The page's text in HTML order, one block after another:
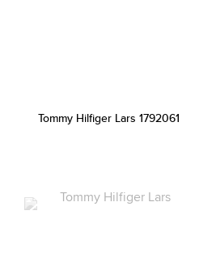
Tommy Hilfiger Lars 1792061